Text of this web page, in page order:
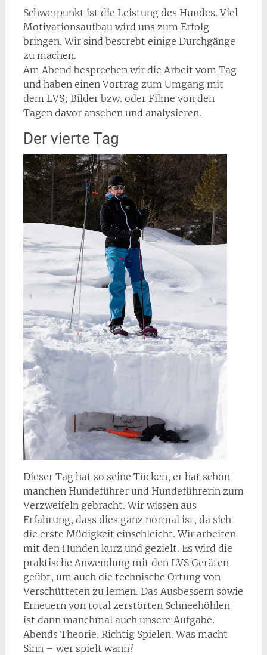
Schwerpunkt ist die Leistung des Hundes. Viel
Motivationsaufbau wird uns zum Erfolg
bringen. Wir sind bestrebt einige Durchgänge
zu machen.
Am Abend besprechen wir die Arbeit vom Tag
und haben einen Vortrag zum Umgang mit
dem LVS; Bilder bzw. oder Filme von den
Tagen davor ansehen und analysieren.
Der vierte Tag
Dieser Tag hat so seine Tücken, er hat schon
manchen Hundeführer und Hundeführerin zum
Verzweifeln gebracht. Wir wissen aus
Erfahrung, dass dies ganz normal ist, da sich
die erste Müdigkeit einschleicht. Wir arbeiten
mit den Hunden kurz und gezielt. Es wird die
praktische Anwendung mit den LVS Geräten
geübt, um auch die technische Ortung von
Verschütteten zu lernen. Das Ausbessern sowie
Erneuern von total zerstörten Schneehöhlen
ist dann manchmal auch unsere Aufgabe.
Abends Theorie. Richtig Spielen. Was macht
Sinn – wer spielt wann?